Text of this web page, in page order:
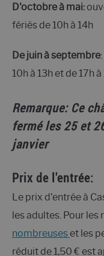
D'octobre à mai:
fériés de 10h à 14h
De juin à septembre
10h à 13h et de 17h à
Remarque: Ce
fermé les 25 et
janvier
Prix de l'entrée:
Le prix d'entrée à
les adultes. Pour les
nombreuseset les
réduit de 1,50 € est